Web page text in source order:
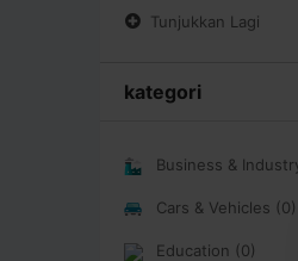
Tunjukkan Lagi
kategori
Business &
Cars & Vehicles (0)
Education (0)